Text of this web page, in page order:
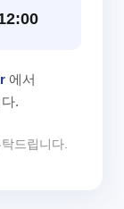
에서
.
드립니다.